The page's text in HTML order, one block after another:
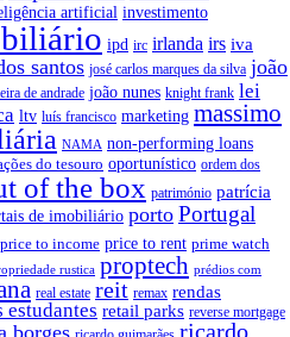
artificial investimento
ipd irc irlanda irs iva
santos josé carlos marques da silva joão
de andrade joão nunes knight frank lei
ltv luís francisco marketing massimo
NAMA non-performing loans
do tesouro oportunístico ordem dos
of the box património patrícia
de imobiliário porto Portugal
price to income price to rent prime watch
rustica proptech prédios com
real estate reit remax rendas
estudantes retail parks reverse mortgage
borges
ricardo